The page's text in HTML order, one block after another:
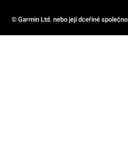
© Garmin Ltd. nebo její dceřiné